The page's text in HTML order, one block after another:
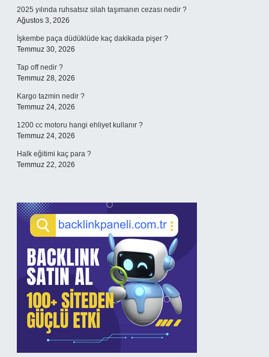
2025 yılında ruhsatsız silah taşımanın cezası nedir ?
Ağustos 3, 2026
İşkembe paça düdüklüde kaç dakikada pişer ?
Temmuz 30, 2026
Tap off nedir ?
Temmuz 28, 2026
Kargo tazmin nedir ?
Temmuz 24, 2026
1200 cc motoru hangi ehliyet kullanır ?
Temmuz 24, 2026
Halk eğitimi kaç para ?
Temmuz 22, 2026